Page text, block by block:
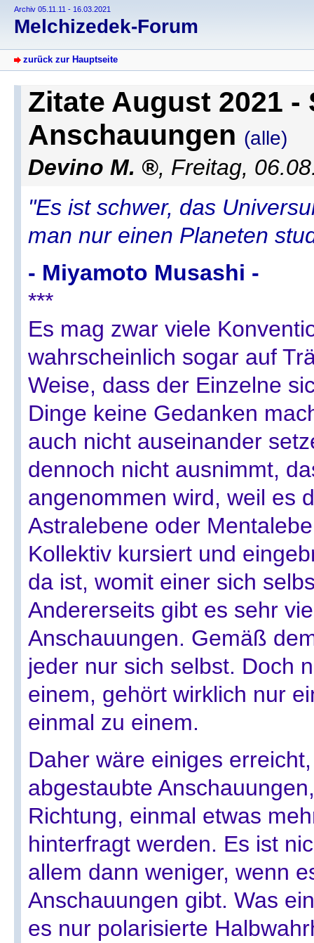
Archiv 05.11.11 - 16.03.2021
Melchizedek-Forum
zurück zur Hauptseite
Zitate August 2021 -
Anschauungen (alle)
Devino M. , Freitag,
"Es ist schwer, das
man nur einen Planeten
- Miyamoto Musashi -
***
Es mag zwar viele
wahrscheinlich sogar auf
Weise, dass der Einzelne
Dinge keine Gedanken
auch nicht auseinander
dennoch nicht ausnimmt,
angenommen wird, weil es
Astralebene oder
Kollektiv kursiert und
da ist, womit einer sich
Andererseits gibt es sehr
Anschauungen. Gemäß
jeder nur sich selbst. Doch
einem, gehört wirklich nur
einmal zu einem.
Daher wäre einiges
abgestaubte
Richtung, einmal etwas
hinterfragt werden. Es ist
allem dann weniger, wenn
Anschauungen gibt. Was
es nur polarisierte